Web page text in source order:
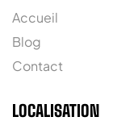
Accueil
Blog
Contact
LOCALISATION